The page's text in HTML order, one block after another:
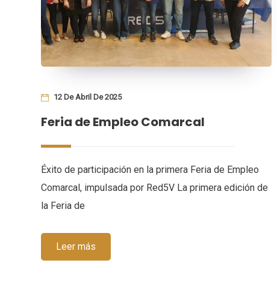
12 De Abril De 2025
Feria de Empleo Comarcal
Éxito de participación en la primera Feria de Empleo
Comarcal, impulsada por Red5V La primera edición de
la Feria de
Leer más